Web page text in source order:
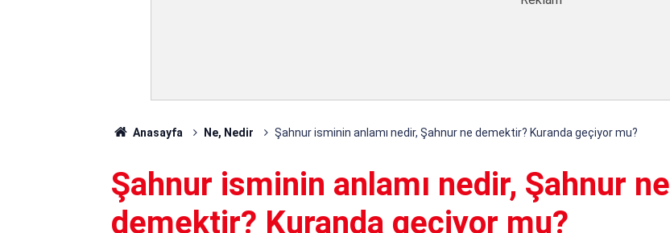
Anasayfa Ne, Nedir Şahnur isminin anlamı nedir, Şahnur ne demektir? Kuranda geçiyor mu?
Şahnur isminin anlamı nedir, Şahnur ne
demektir? Kuranda geçiyor mu?